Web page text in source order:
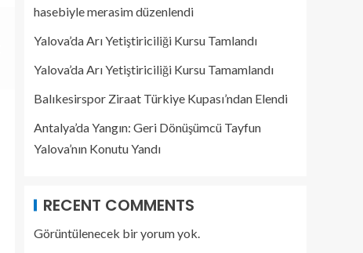
hasebiyle merasim düzenlendi
Yalova’da Arı Yetiştiriciliği Kursu Tamlandı
Yalova’da Arı Yetiştiriciliği Kursu Tamamlandı
Balıkesirspor Ziraat Türkiye Kupası’ndan Elendi
Antalya’da Yangın: Geri Dönüşümcü Tayfun
Yalova’nın Konutu Yandı
RECENT COMMENTS
Görüntülenecek bir yorum yok.